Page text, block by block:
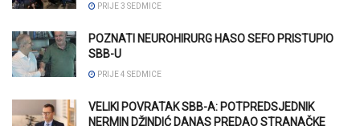
PRIJE 3 SEDMICE
POZNATI NEUROHIRURG HASO SEFO PRISTUPIO
SBB-U
PRIJE 4 SEDMICE
VELIKI POVRATAK SBB-A: POTPREDSJEDNIK
NERMIN DŽINDIĆ DANAS PREDAO STRANAČKE